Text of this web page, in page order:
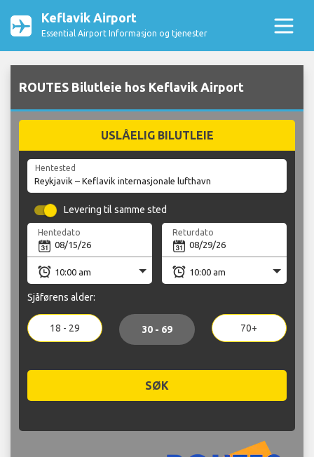
Keflavik Airport
Essential Airport Informasjon og tjenester
ROUTES Bilutleie hos Keflavik Airport
USLÅELIG BILUTLEIE
Hentested
Levering til samme sted
Hentedato Returdato
Sjåførens alder:
18 - 29 30 - 69 70+
SØK